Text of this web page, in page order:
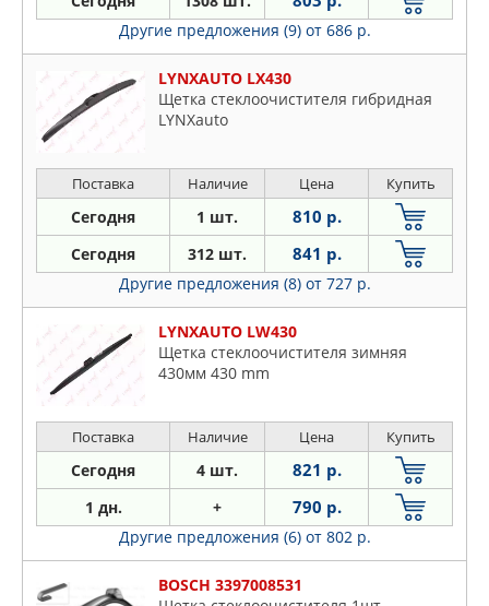
Другие предложения (9) от 686 р.
LYNXAUTO LX430
Щетка стеклоочистителя гибридная
LYNXauto
Поставка Наличие Цена Купить
Сегодня 1 шт. 810 р.
Сегодня 312 шт. 841 р.
Другие предложения (8) от 727 р.
LYNXAUTO LW430
Щетка стеклоочистителя зимняя
430мм 430 mm
Поставка Наличие Цена Купить
Сегодня 4 шт. 821 р.
1 дн. + 790 р.
Другие предложения (6) от 802 р.
BOSCH 3397008531